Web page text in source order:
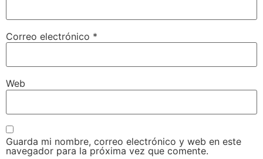
Correo electrónico *
Web
Guarda mi nombre, correo electrónico y web en este
navegador para la próxima vez que comente.